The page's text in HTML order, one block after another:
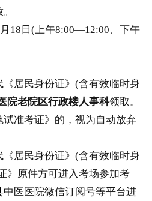
日(上午8:00—12:00、下午
居民身份证》(含有效临时身
院老院区行政楼人事科领取。
准考证》的，视为自动放弃
居民身份证》(含有效临时身
》原件方可进入考场参加考
中医医院微信订阅号等平台进